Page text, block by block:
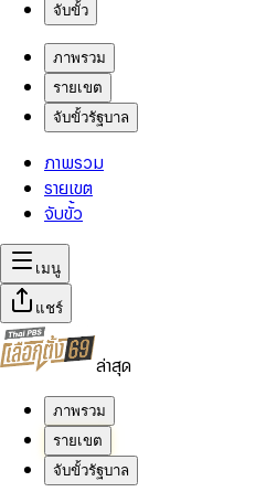
จับขั้ว
ภาพรวม
รายเขต
จับขั้วรัฐบาล
ภาพรวม
รายเขต
จับขั้ว
เมนู
แชร์
ล่าสุด
ภาพรวม
รายเขต
จับขั้วรัฐบาล